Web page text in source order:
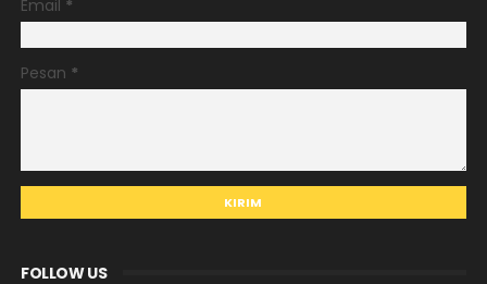
Email *
Pesan *
FOLLOW US